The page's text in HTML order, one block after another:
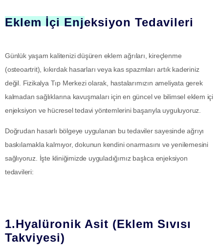
Eklem İçi Enjeksiyon Tedavileri
Günlük yaşam kalitenizi düşüren eklem ağrıları, kireçlenme
(osteoartrit), kıkırdak hasarları veya kas spazmları artık kaderiniz
değil. Fizikalya Tıp Merkeziolarak, hastalarımızın ameliyata gerek
kalmadan sağlıklarına kavuşmaları için en güncel ve bilimsel eklem içi
enjeksiyon ve hücresel tedavi yöntemlerinibaşarıyla uyguluyoruz.
Doğrudan hasarlı bölgeye uygulanan bu tedaviler sayesinde ağrıyı
baskılamakla kalmıyor, dokunun kendini onarmasını ve yenilemesini
sağlıyoruz. İşte kliniğimizde uyguladığımız başlıca enjeksiyon
tedavileri:
1.Hyalüronik Asit (Eklem Sıvısı
Takviyesi)